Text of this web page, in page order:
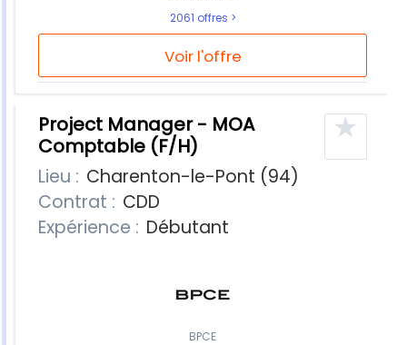
Voir l'offre
2061 offres
Project Manager - MOA
Comptable (F/H)
★
Lieu : Charenton-le-Pont (94)
Contrat : CDD
Expérience : Débutant
BPCE